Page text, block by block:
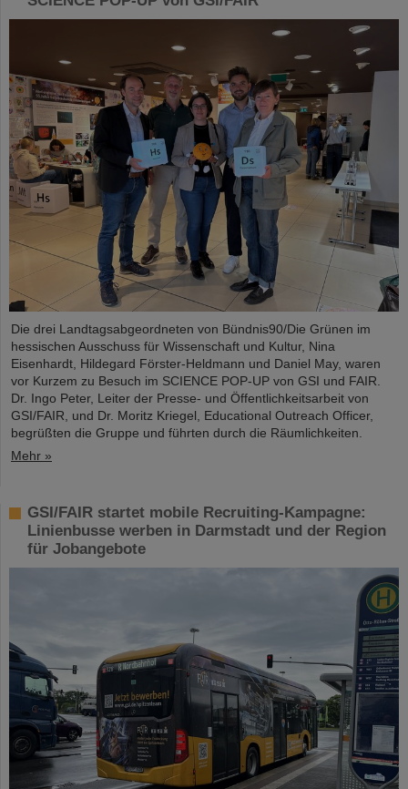
Die drei Landtagsabgeordneten von Bündnis90/Die Grünen im
hessischen Ausschuss für Wissenschaft und Kultur, Nina
Eisenhardt, Hildegard Förster-Heldmann und Daniel May, waren
vor Kurzem zu Besuch im SCIENCE POP-UP von GSI und FAIR.
Dr. Ingo Peter, Leiter der Presse- und Öffentlichkeitsarbeit von
GSI/FAIR, und Dr. Moritz Kriegel, Educational Outreach Officer,
begrüßten die Gruppe und führten durch die Räumlichkeiten.
Mehr »
GSI/FAIR startet mobile Recruiting-Kampagne:
Linienbusse werben in Darmstadt und der Region
für Jobangebote